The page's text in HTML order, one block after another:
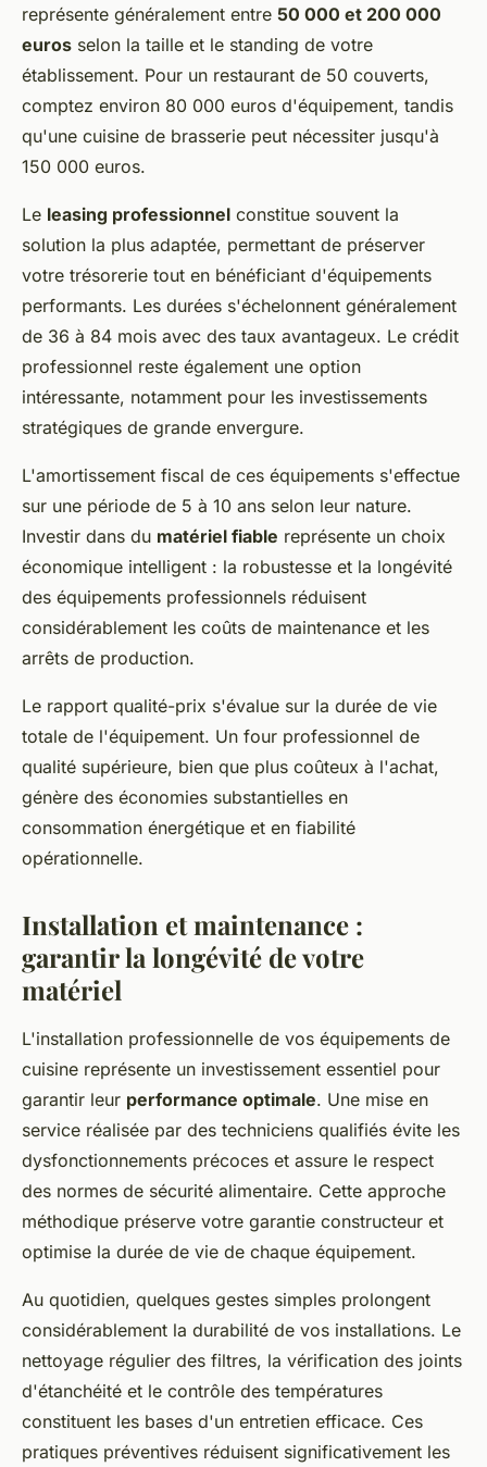
représente généralement entre 50 000 et 200 000
euros selon la taille et le standing de votre
établissement. Pour un restaurant de 50 couverts,
comptez environ 80 000 euros d'équipement, tandis
qu'une cuisine de brasserie peut nécessiter jusqu'à
150 000 euros.
Le leasing professionnel constitue souvent la
solution la plus adaptée, permettant de préserver
votre trésorerie tout en bénéficiant d'équipements
performants. Les durées s'échelonnent généralement
de 36 à 84 mois avec des taux avantageux. Le crédit
professionnel reste également une option
intéressante, notamment pour les investissements
stratégiques de grande envergure.
L'amortissement fiscal de ces équipements s'effectue
sur une période de 5 à 10 ans selon leur nature.
Investir dans du matériel fiable représente un choix
économique intelligent : la robustesse et la longévité
des équipements professionnels réduisent
considérablement les coûts de maintenance et les
arrêts de production.
Le rapport qualité-prix s'évalue sur la durée de vie
totale de l'équipement. Un four professionnel de
qualité supérieure, bien que plus coûteux à l'achat,
génère des économies substantielles en
consommation énergétique et en fiabilité
opérationnelle.
Installation et maintenance :
garantir la longévité de votre
matériel
L'installation professionnelle de vos équipements de
cuisine représente un investissement essentiel pour
garantir leur performance optimale. Une mise en
service réalisée par des techniciens qualifiés évite les
dysfonctionnements précoces et assure le respect
des normes de sécurité alimentaire. Cette approche
méthodique préserve votre garantie constructeur et
optimise la durée de vie de chaque équipement.
Au quotidien, quelques gestes simples prolongent
considérablement la durabilité de vos installations. Le
nettoyage régulier des filtres, la vérification des joints
d'étanchéité et le contrôle des températures
constituent les bases d'un entretien efficace. Ces
pratiques préventives réduisent significativement les